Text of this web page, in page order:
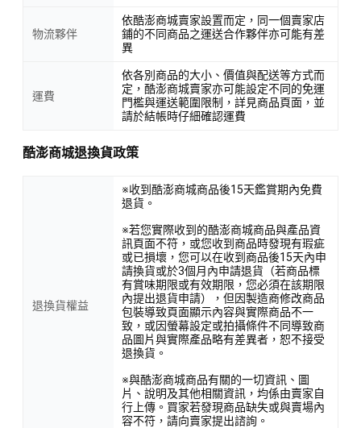
物流夥伴
依酷澎商城賣家設置而定，同一個賣家店
鋪的不同商品之運送合作夥伴亦可能有差
異
運費
依各別商品的大小、價值與配送等方式而
定，酷澎商城賣家亦可能設定不同的免運
門檻與運送範圍限制，詳見商品頁面，並
請於結帳時仔細確認運費
酷澎商城退換貨政策
退換貨權益
※收到酷澎商城商品後15天鑑賞期內免費
退貨。
※若您實際收到的酷澎商城商品與產品資
訊頁面不符，或您收到商品時發現有瑕疵
或已損壞，您可以在收到商品後15天內申
請換貨或於3個月內申請退貨（若商品標
有賞味期限或有效期限，您必須在該期限
內提出退貨申請），但因製造商修改商品
包裝導致頁面顯示內容與實際商品不一
致，或因螢幕設定或拍攝條件不同導致商
品圖片與實際產品略有差異者，恕不接受
退換貨。
※與酷澎商城商品有關的一切資訊、圖
片、說明及其他相關資訊，均係由賣家自
行上傳。買家若發現商品缺失或與賣場內
容不符，請向賣家提出諮詢。